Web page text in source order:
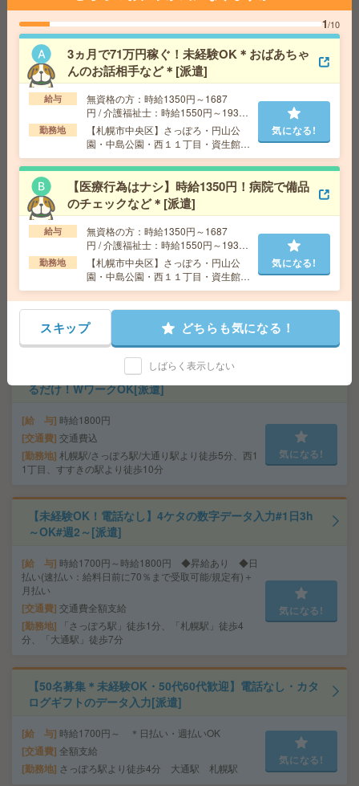
交通費 交通費支給有
勤務地 札幌市営南北線 さっぽろ駅 徒歩10分/札幌市
営東西線 西11丁目駅 徒歩11分
気になる!
最大27名！10月！研修後完全在宅！大手×面接日程調整
[派遣]
給 与 時給1400円 月収例 217,000円+残業代 ◆
在宅手当（200円/日）支給あり♪
交通費 全額支給
勤務地
さっぽろ駅徒歩3分、札幌駅徒歩3分 ※駅直結
オフィス！駅直結！
気になる!
【みんなが知ってる大手企業】時給1400円×平日のみ×定
時17時台＊事務[派遣]
給 与 時給1400円～1500円
交通費 全額支給
勤務地 大通駅徒歩5分
＼週1～＆時短もOK／図書館、新規書籍の情報を入力す
るだけ！WワークOK[派遣]
給 与 時給1800円
交通費 交通費込
勤務地 札幌駅/さっぽろ駅/大通り駅より徒歩5分、西1
1丁目、すすきの駅より徒歩10分
気になる!
【未経験OK！電話なし】4ケタの数字データ入力#1日3h
～OK#週2～[派遣]
給 与 時給1700円～時給1800円 ◆昇給あり ◆日
払い(速払い：給料日前に70％まで受取可能/規定有)＋
月払い
交通費 交通費全額支給
勤務地
「さっぽろ駅」徒歩1分、「札幌駅」徒歩4
分、「大通駅」徒歩7分
気になる!
【50名募集＊未経験OK・50代60代歓迎】電話なし・カタ
ログギフトのデータ入力[派遣]
給 与 時給1700円～ ＊日払い・週払いOK
交通費 全額支給
勤務地 さっぽろ駅より徒歩4分 大通駅 札幌駅
気になる!
1/10
3ヵ月で71万円稼ぐ！未経験OK＊おばあちゃ
んのお話相手など＊[派遣]
給与
無資格の方：時給1350円～1687
円 / 介護福祉士：時給1550円～1937
円 / 初任者以上：時給1450円～1812
円
勤務地
【札幌市中央区】さっぽろ・円山公
園・中島公園・西１１丁目・資生館小
学校前など勤務地多数！
気になる!
【医療行為はナシ】時給1350円！病院で備品
のチェックなど＊[派遣]
給与
無資格の方：時給1350円～1687
円 / 介護福祉士：時給1550円～1937
円 / 初任者以上：時給1450円～1812
円
勤務地
【札幌市中央区】さっぽろ・円山公
園・中島公園・西１１丁目・資生館小
学校前など勤務地多数！
気になる!
スキップ どちらも気になる！
しばらく表示しない